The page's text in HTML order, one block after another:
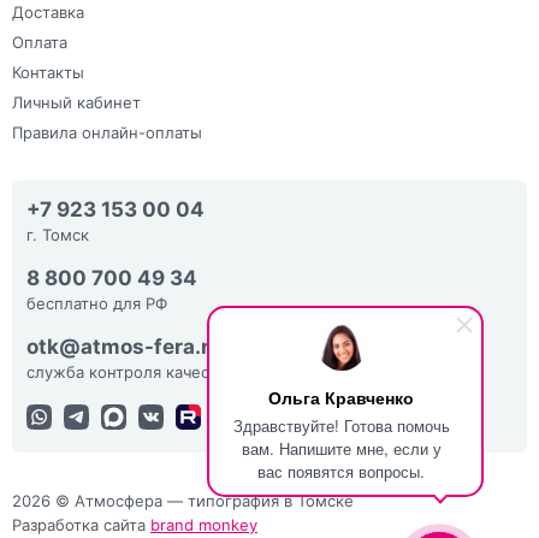
Ольга Кравченко
Здравствуйте! Готова помочь
вам. Напишите мне, если у
вас появятся вопросы.
Доставка
Оплата
Контакты
Личный кабинет
Правила онлайн-оплаты
+7 923 153 00 04
г. Томск
8 800 700 49 34
бесплатно для РФ
otk@atmos-fera.ru
служба контроля качества
2026 © Атмосфера — типография в Томске
Разработка сайта brand monkey